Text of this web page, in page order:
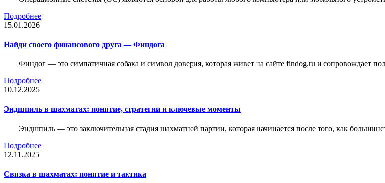
Подробнее
15.01.2026
Найди своего финансового друга — Финдога
Финдог — это симпатичная собака и символ доверия, которая живет на сайте findog.ru и сопровождает
Подробнее
10.12.2025
Эндшпиль в шахматах: понятие, стратегии и ключевые моменты
Эндшпиль — это заключительная стадия шахматной партии, которая начинается после того, как
Подробнее
12.11.2025
Связка в шахматах: понятие и тактика